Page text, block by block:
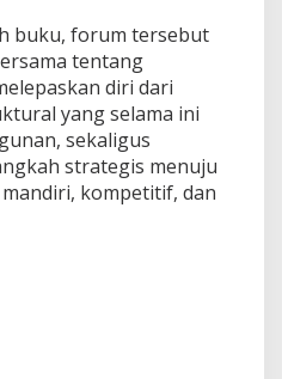
buku, forum tersebut
tentang
diri dari
yang selama ini
sekaligus
strategis menuju
kompetitif, dan